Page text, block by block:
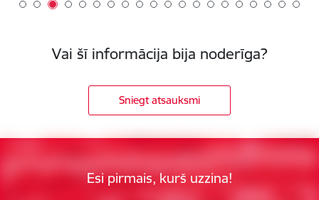
Vai šī informācija bija noderīga?
Sniegt atsauksmi
Esi pirmais, kurš uzzina!